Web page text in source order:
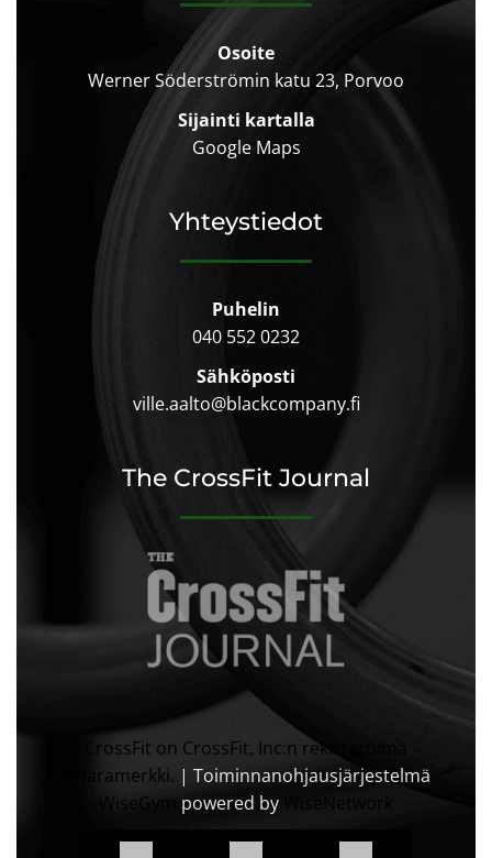
Osoite
Werner Söderströmin katu 23, Porvoo
Sijainti kartalla
Google Maps
Yhteystiedot
Puhelin
040 552 0232
Sähköposti
ville.aalto@blackcompany.fi
The CrossFit Journal
CrossFit on CrossFit, Inc:n rekisteröimä
tavaramerkki. | Toiminnanohjausjärjestelmä
WiseGym
powered by